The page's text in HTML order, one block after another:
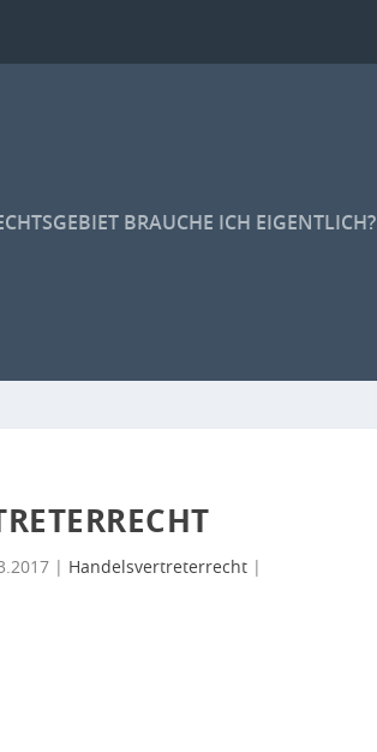
BRAUCHE ICH EIGENTLICH?
| Handelsvertreterrecht |